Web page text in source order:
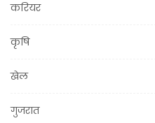
करियर
कृषि
खेल
गुजरात